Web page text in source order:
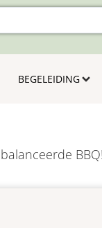
BEGELEIDING
BBQ!